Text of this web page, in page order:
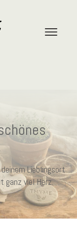
Lieblingsort
ganz viel Herz.